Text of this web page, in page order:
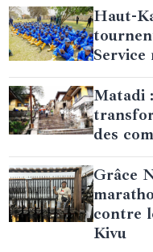
Haut-
Service
Matadi
des
Grâce
contre
Kivu